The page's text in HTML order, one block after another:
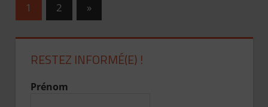
Pagination
1 2
Publications
suivantes :
»
RESTEZ INFORMÉ(E) !
Prénom